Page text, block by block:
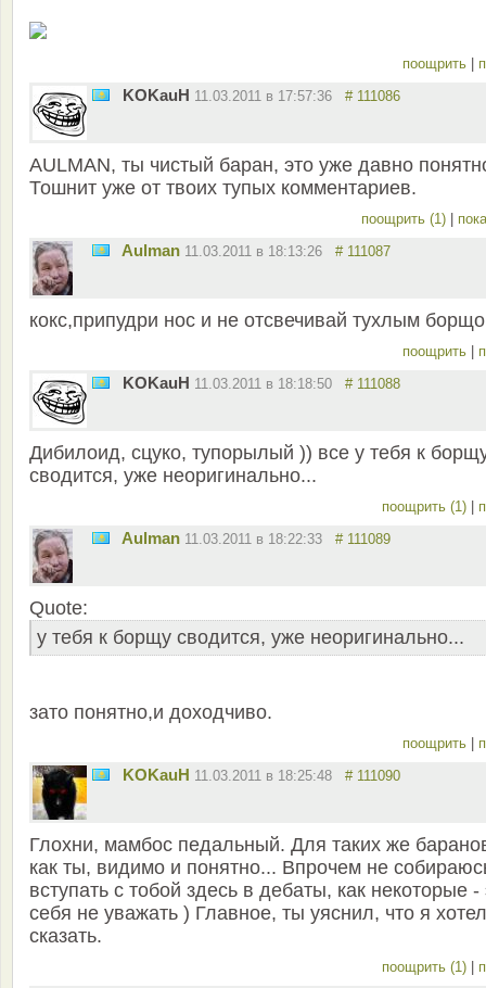
поощрить
KOKauH 11.03.2011 в 17:57:36 # 111086
AULMAN, ты чистый баран, это уже давно
Тошнит уже от твоих тупых комментариев.
поощрить (1)
Aulman 11.03.2011 в 18:13:26 # 111087
кокс,припудри нос и не отсвечивай тухлым
поощрить
KOKauH 11.03.2011 в 18:18:50 # 111088
Дибилоид, сцуко, тупорылый )) все у тебя к
сводится, уже неоригинально...
поощрить (1)
Aulman 11.03.2011 в 18:22:33 # 111089
Quote:
у тебя к борщу сводится, уже неоригинально...
зато понятно,и доходчиво.
поощрить
KOKauH 11.03.2011 в 18:25:48 # 111090
Глохни, мамбос педальный. Для таких же
как ты, видимо и понятно... Впрочем не
вступать с тобой здесь в дебаты, как некоторые -
себя не уважать ) Главное, ты уяснил, что я хотел
сказать.
поощрить (1)